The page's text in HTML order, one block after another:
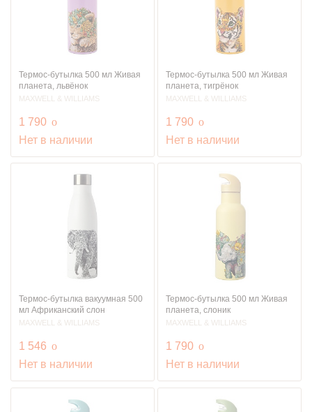
Термос-бутылка 500 мл Живая
планета, львёнок
MAXWELL & WILLIAMS
1 790 руб.
o
Нет в наличии
Термос-бутылка 500 мл Живая
планета, тигрёнок
MAXWELL & WILLIAMS
1 790 руб.
o
Нет в наличии
Термос-бутылка вакуумная 500
мл Африканский слон
MAXWELL & WILLIAMS
1 546 руб.
o
Нет в наличии
Термос-бутылка 500 мл Живая
планета, слоник
MAXWELL & WILLIAMS
1 790 руб.
o
Нет в наличии